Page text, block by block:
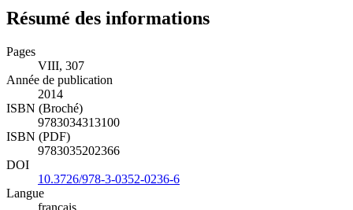
Résumé des informations
Pages
VIII, 307
Année de publication
2014
ISBN (Broché)
9783034313100
ISBN (PDF)
9783035202366
DOI
10.3726/978-3-0352-0236-6
Langue
français